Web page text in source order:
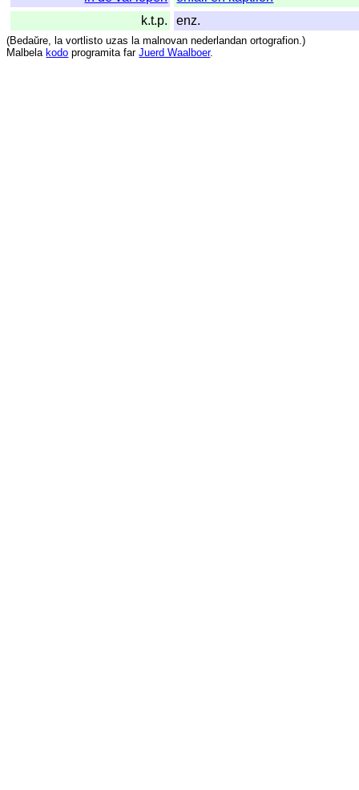
k.t.p.
enz.
(Bedaŭre, la vortlisto uzas la malnovan nederlandan ortografion.)
Malbela kodo programita far Juerd Waalboer.